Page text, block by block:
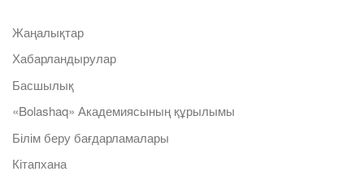
Жаңалықтар
Хабарландырулар
Басшылық
«Bolashaq» Академиясының құрылымы
Білім беру бағдарламалары
Кітапхана